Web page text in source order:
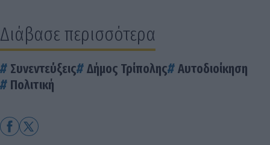
Διάβασε περισσότερα
Συνεντεύξεις Δήμος Τρίπολης
Αυτοδιοίκηση
Πολιτική